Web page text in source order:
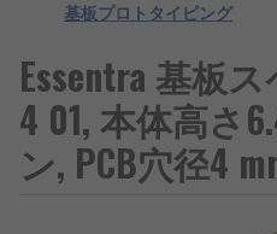
基板プロトタイピング
Essentra 基板
4 01, 本体高さ
ン, PCB穴径4